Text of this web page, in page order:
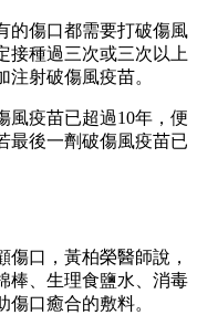
的傷口都需要打破傷風
接種過三次或三次以上
射破傷風疫苗。
風疫苗已超過10年，便
最後一劑破傷風疫苗已
口，黃柏榮醫師說，
棒、生理食鹽水、消毒
口癒合的敷料。